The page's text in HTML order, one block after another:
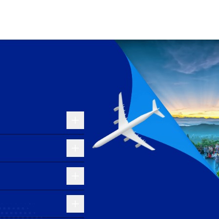
giá vé cạnh tranh và phục vụ tốt cho cả khách du lịch
có các chương trình khuyến mãi hấp dẫn và dịch
chuyên nghiệp, đúng giờ và dịch vụ đẳng cấp
hoặc kết hợp du lịch Thái Lan trước khi đến
gian bay tối ưu và dịch vụ ổn định.